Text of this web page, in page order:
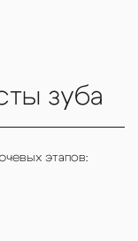
зуба
этапов: